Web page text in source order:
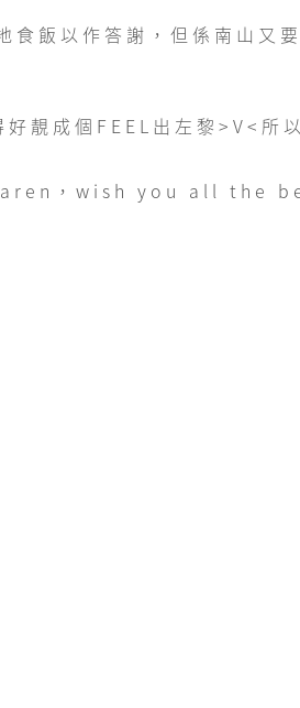
飯以作答謝，但係南山又
靚成個FEEL出左黎>V<所
Karen，wish you all